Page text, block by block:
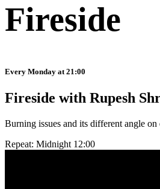
Fireside
Every Monday at 21:00
Fireside with Rupesh
Burning issues and its different angle
Repeat: Midnight 12:00